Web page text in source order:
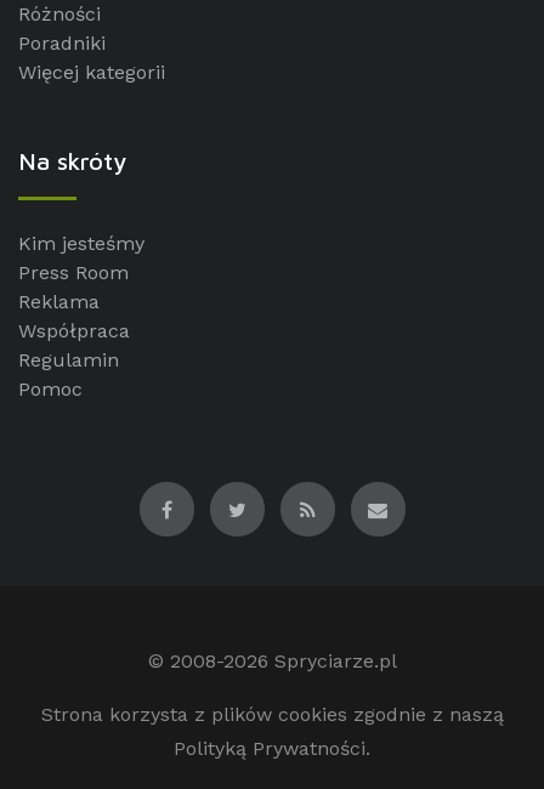
Różności
Poradniki
Więcej kategorii
Na skróty
Kim jesteśmy
Press Room
Reklama
Współpraca
Regulamin
Pomoc
© 2008-2026 Spryciarze.pl
Strona korzysta z plików cookies zgodnie z naszą
Polityką Prywatności.